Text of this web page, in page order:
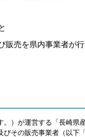
販売を県内事業者が
）が運営する「長崎県
その販売事業者（以下